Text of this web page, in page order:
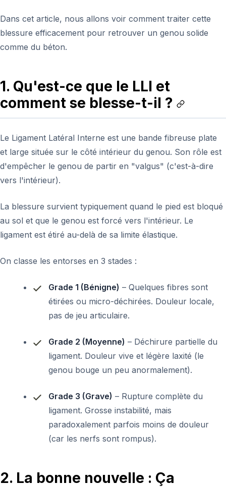
Dans cet article, nous allons voir comment traiter cette
blessure efficacement pour retrouver un genou solide
comme du béton.
1. Qu'est-ce que le LLI et
comment se blesse-t-il ?
Le Ligament Latéral Interne est une bande fibreuse plate
et large située sur le côté intérieur du genou. Son rôle est
d'empêcher le genou de partir en "valgus" (c'est-à-dire
vers l'intérieur).
La blessure survient typiquement quand le pied est bloqué
au sol et que le genou est forcé vers l'intérieur. Le
ligament est étiré au-delà de sa limite élastique.
On classe les entorses en 3 stades :
Grade 1 (Bénigne) – Quelques fibres sont
étirées ou micro-déchirées. Douleur locale,
pas de jeu articulaire.
Grade 2 (Moyenne) – Déchirure partielle du
ligament. Douleur vive et légère laxité (le
genou bouge un peu anormalement).
Grade 3 (Grave) – Rupture complète du
ligament. Grosse instabilité, mais
paradoxalement parfois moins de douleur
(car les nerfs sont rompus).
2. La bonne nouvelle : Ça